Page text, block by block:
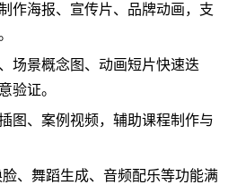
作海报、宣传片、品牌动画，支
场景概念图、动画短片快速迭
验证。
图、案例视频，辅助课程制作与
脸、舞蹈生成、音频配乐等功能满